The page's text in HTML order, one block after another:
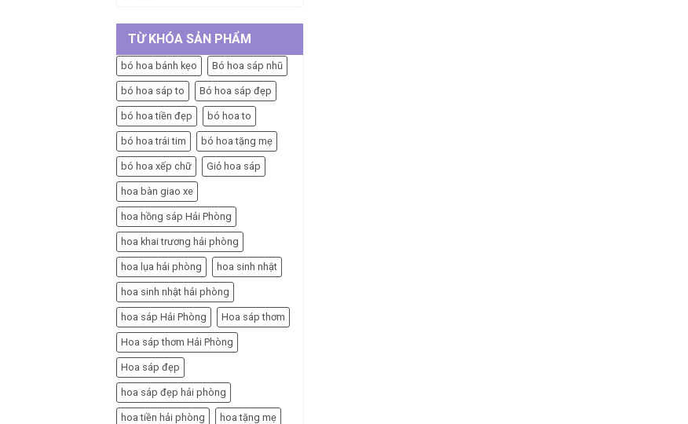
TỪ KHÓA SẢN PHẨM
bó hoa bánh kẹo Bó hoa sáp nhũ
bó hoa sáp to Bó hoa sáp đẹp
bó hoa tiền đẹp bó hoa to
bó hoa trái tim bó hoa tặng mẹ
bó hoa xếp chữ Giỏ hoa sáp
hoa bàn giao xe
hoa hồng sáp Hải Phòng
hoa khai trương hải phòng
hoa lụa hải phòng hoa sinh nhật
hoa sinh nhật hải phòng
hoa sáp Hải Phòng Hoa sáp thơm
Hoa sáp thơm Hải Phòng
Hoa sáp đẹp
hoa sáp đẹp hải phòng
hoa tiền hải phòng hoa tặng mẹ